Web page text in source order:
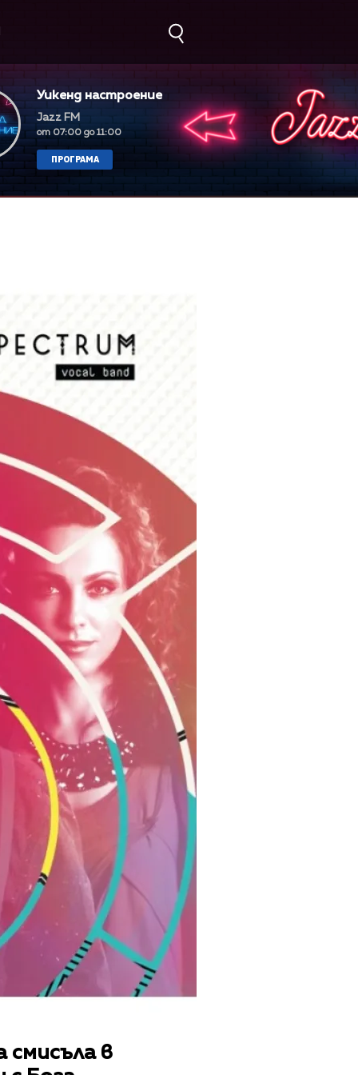
Уикенд настроение
Jazz FM
от 07:00 до 11:00
ПРОГРАМА
смисъла в